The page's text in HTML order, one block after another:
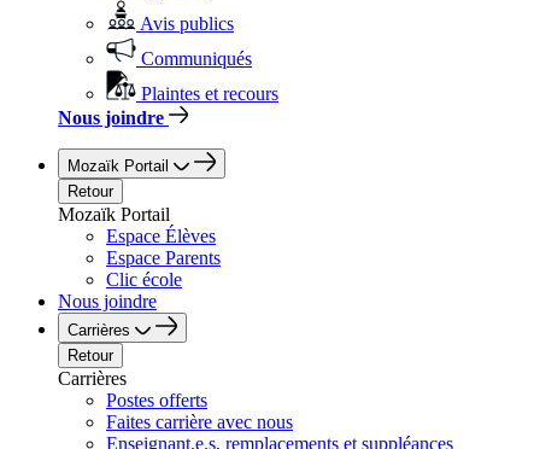
Avis publics
Communiqués
Plaintes et recours
Nous joindre
Mozaïk Portail
Retour
Mozaïk Portail
Espace Élèves
Espace Parents
Clic école
Nous joindre
Carrières
Retour
Carrières
Postes offerts
Faites carrière avec nous
Enseignant.e.s, remplacements et suppléances